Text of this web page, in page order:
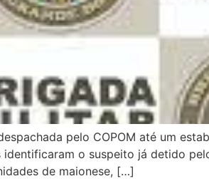
pelo COPOM até um
o suspeito já detido
de maionese, […]